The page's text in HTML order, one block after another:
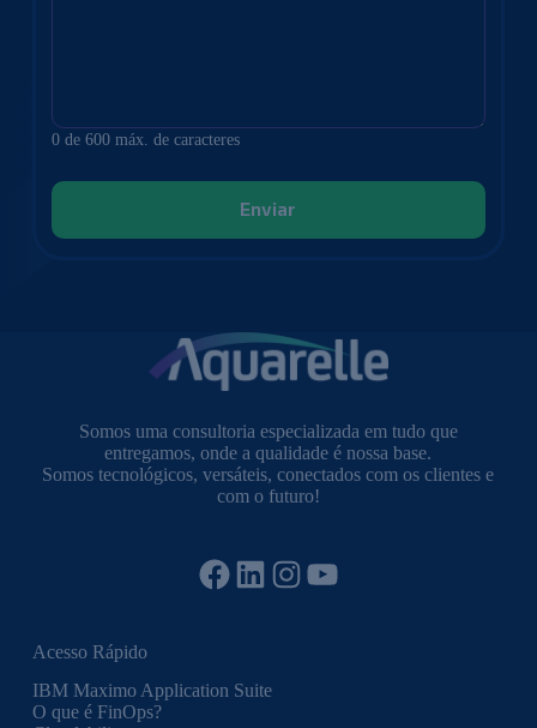
0 de 600 máx. de caracteres
Somos uma consultoria especializada em tudo que
entregamos, onde a qualidade é nossa base.
Somos tecnológicos, versáteis, conectados com os clientes e
com o futuro!
Facebook
LinkedIn
Instagram
YouTube
Acesso Rápido
IBM Maximo Application Suite
O que é FinOps?